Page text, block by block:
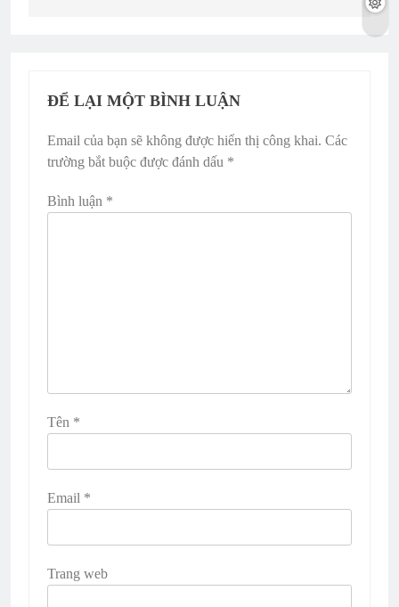
ĐỂ LẠI MỘT BÌNH LUẬN
Email của bạn sẽ không được hiển thị công khai. Các
trường bắt buộc được đánh dấu *
Bình luận *
Tên *
Email *
Trang web